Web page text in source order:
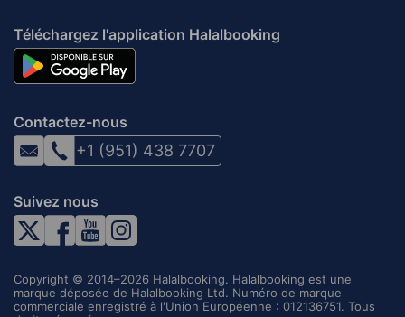
Téléchargez l'application Halalbooking
Contactez-nous
+1 (951) 438 7707
Suivez nous
Copyright © 2014–2026 Halalbooking. Halalbooking est une
marque déposée de Halalbooking Ltd. Numéro de marque
commerciale enregistré à l'Union Européenne : 012136751. Tous